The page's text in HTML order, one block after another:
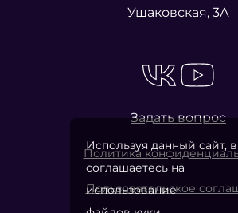
Ушаковская, 3А
Задать вопрос
Политика
Пользовательское
Используя данный сайт,
соглашаетесь на
использование